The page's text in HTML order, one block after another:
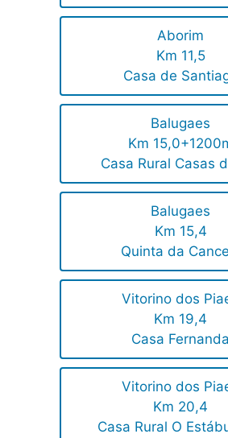
Aborim
Km 11,5
Casa de
Balugaes
Km
Casa Rural Casas
Balugaes
Km 15,4
Quinta da
Vitorino dos
Km 19,4
Casa Fernanda
Vitorino dos
Km 20,4
Casa Rural O